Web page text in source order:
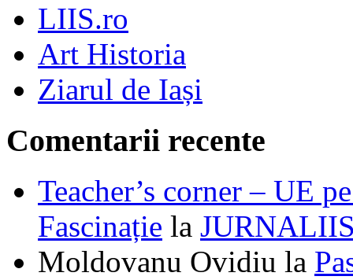
LIIS.ro
Art Historia
Ziarul de Iași
Comentarii recente
Teacher’s corner – UE
Fascinație la
Moldovanu Ovidiu la